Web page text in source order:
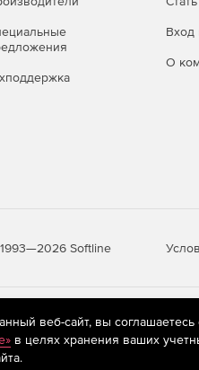
Вход
О
Softline
рекомендательные
пользователей
веб-сайт, вы
в целях хранения ваших